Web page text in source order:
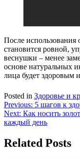
После
становится ровной,
веснушки – менее
основе натуральных
лица будет здоровым
Posted in Здоровье и
Навигация
по
Previous: 5 шагов к
Next: Как носить
каждый день
Related Posts